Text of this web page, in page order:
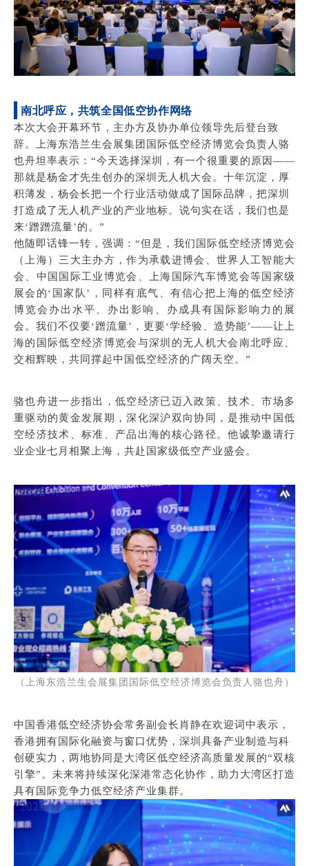
南北呼应，共筑全国低空协作网络
本次大会开幕环节，主办方及协办单位领导先后登台致
辞。上海东浩兰生会展集团国际低空经济博览会负责人骆
也舟坦率表示：“今天选择深圳，有一个很重要的原因——
那就是杨金才先生创办的深圳无人机大会。十年沉淀，厚
积薄发，杨会长把一个行业活动做成了国际品牌，把深圳
打造成了无人机产业的产业地标。说句实在话，我们也是
来‘蹭蹭流量’的。”
他随即话锋一转，强调：“但是，我们国际低空经济博览会
（上海）三大主办方，作为承载进博会、世界人工智能大
会、中国国际工业博览会、上海国际汽车博览会等国家级
展会的‘国家队’，同样有底气、有信心把上海的低空经济
博览会办出水平、办出影响、办成具有国际影响力的展
会。我们不仅要‘蹭流量’，更要‘学经验、造势能’——让上
海的国际低空经济博览会与深圳的无人机大会南北呼应、
交相辉映，共同撑起中国低空经济的广阔天空。”
骆也舟进一步指出，低空经济已迈入政策、技术、市场多
重驱动的黄金发展期，深化深沪双向协同，是推动中国低
空经济技术、标准、产品出海的核心路径。他诚挚邀请行
业企业七月相聚上海，共赴国家级低空产业盛会。
（上海东浩兰生会展集团国际低空经济博览会负责人骆也舟）
中国香港低空经济协会常务副会长肖静在欢迎词中表示，
香港拥有国际化融资与窗口优势，深圳具备产业制造与科
创硬实力，两地协同是大湾区低空经济高质量发展的“双核
引擎”。未来将持续深化深港常态化协作，助力大湾区打造
具有国际竞争力低空经济产业集群。